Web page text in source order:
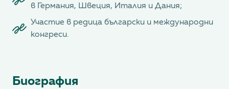
в Германия, Швеция, Италия и Дания;
Участие в редица български и международни
конгреси.
Биография